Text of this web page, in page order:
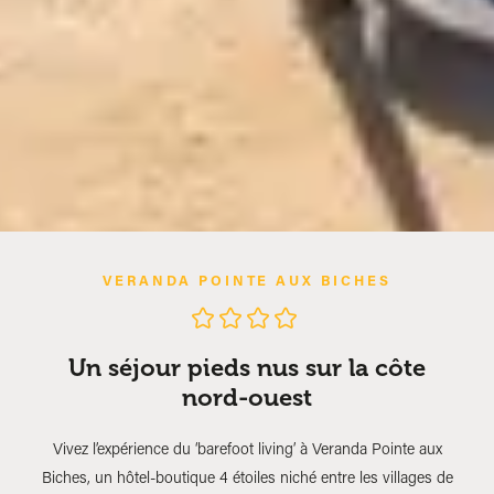
VERANDA POINTE AUX BICHES
Un séjour pieds nus sur la côte
nord-ouest
Vivez l’expérience du ‘barefoot living’ à Veranda Pointe aux
Biches, un hôtel-boutique 4 étoiles niché entre les villages de